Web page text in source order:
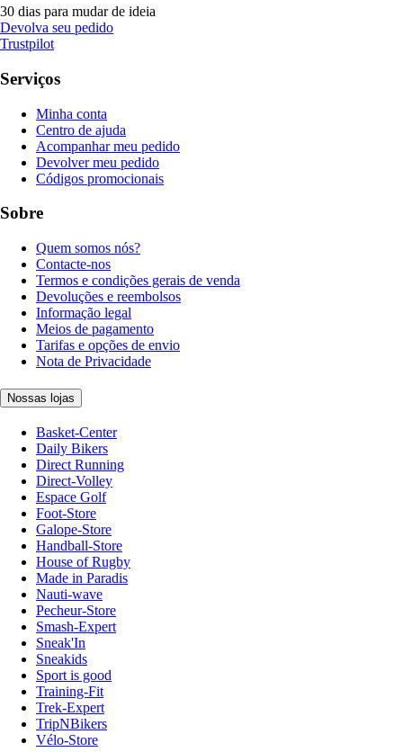
30 dias para mudar de ideia
Devolva seu pedido
Trustpilot
Serviços
Minha conta
Centro de ajuda
Acompanhar meu pedido
Devolver meu pedido
Códigos promocionais
Sobre
Quem somos nós?
Contacte-nos
Termos e condições gerais de venda
Devoluções e reembolsos
Informação legal
Meios de pagamento
Tarifas e opções de envio
Nota de Privacidade
Nossas lojas
Basket-Center
Daily Bikers
Direct Running
Direct-Volley
Espace Golf
Foot-Store
Galope-Store
Handball-Store
House of Rugby
Made in Paradis
Nauti-wave
Pecheur-Store
Smash-Expert
Sneak'In
Sneakids
Sport is good
Training-Fit
Trek-Expert
TripNBikers
Vélo-Store